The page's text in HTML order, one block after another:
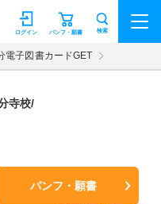
パンフ・願書
ログイン 検索
電子図書カードGET
寺校/
パンフ・願書